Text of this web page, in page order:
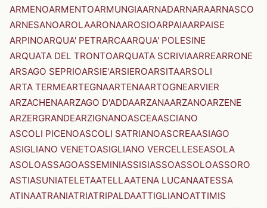
ARMENOARMENTOARMUNGIAARNADARNARAARNASCO
ARNESANOAROLAARONAAROSIOARPAIAARPAISE
ARPINOARQUA' PETRARCAARQUA' POLESINE
ARQUATA DEL TRONTOARQUATA SCRIVIAARREARRONE
ARSAGO SEPRIOARSIE'ARSIEROARSITAARSOLI
ARTA TERMEARTEGNAARTENAARTOGNEARVIER
ARZACHENAARZAGO D'ADDAARZANAARZANOARZENE
ARZERGRANDEARZIGNANOASCEAASCIANO
ASCOLI PICENOASCOLI SATRIANOASCREAASIAGO
ASIGLIANO VENETOASIGLIANO VERCELLESEASOLA
ASOLOASSAGOASSEMINIASSISIASSOASSOLOASSORO
ASTIASUNIATELETAATELLAATENA LUCANAATESSA
ATINAATRANIATRIATRIPALDAATTIGLIANOATTIMIS